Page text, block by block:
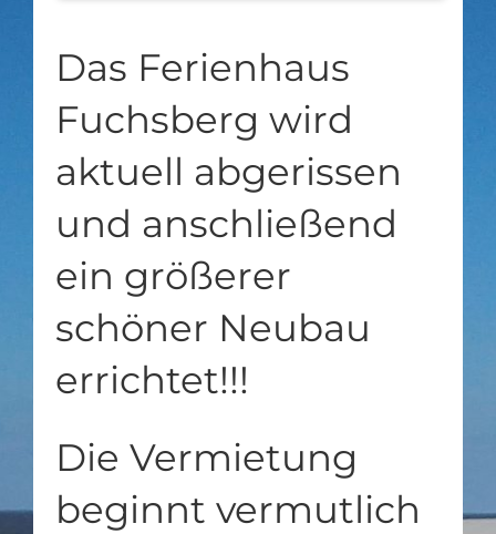
Das Ferienhaus
Fuchsberg wird
aktuell abgerissen
und anschließend
ein größerer
schöner Neubau
errichtet!!!
Die Vermietung
beginnt vermutlich